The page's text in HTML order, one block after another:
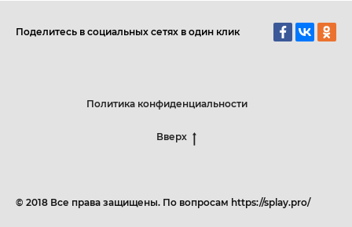
Поделитесь в социальных сетях в один клик
Политика конфиденциальности
Вверх
© 2018 Все права защищены. По вопросам https://splay.pro/